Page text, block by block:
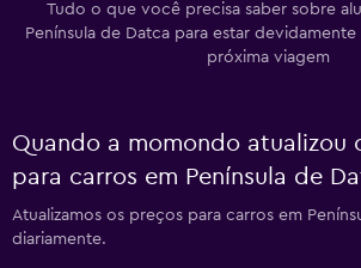
Tudo o que você precisa saber sobre
Península de Datca para estar
próxima viagem
Quando a momondo atualizou
para carros em Península de
Atualizamos os preços para carros em
diariamente.